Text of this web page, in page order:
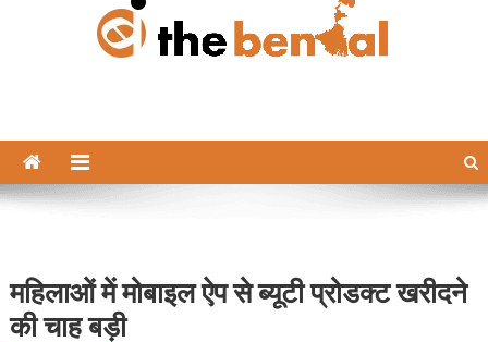
महिलाओं में मोबाइल ऐप से ब्यूटी प्रोडक्ट खरीदने
की चाह बड़ी